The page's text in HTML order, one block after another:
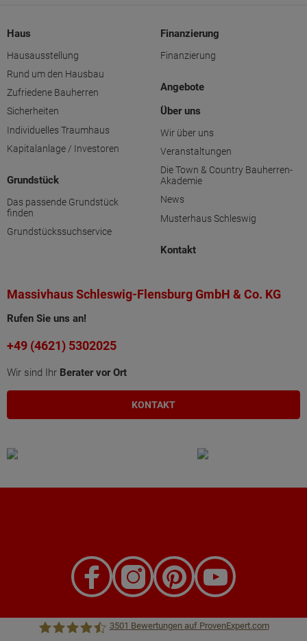
Haus
Hausausstellung
Rund um den Hausbau
Zufriedene Bauherren
Sicherheiten
Individuelles Traumhaus
Kapitalanlage / Investoren
Grundstück
Das passende Grundstück
finden
Grundstückssuchservice
Finanzierung
Finanzierung
Angebote
Über uns
Wir über uns
Veranstaltungen
Die Town & Country Bauherren-
Akademie
News
Musterhaus Schleswig
Kontakt
Massivhaus Schleswig-Flensburg GmbH & Co. KG
Rufen Sie uns an!
+49 (4621) 5302025
Wir sind Ihr Berater vor Ort
KONTAKT
3501 Bewertungen auf ProvenExpert.com